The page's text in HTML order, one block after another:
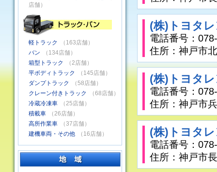
店舗）
軽トラック
（163店舗）
バン
（134店舗）
箱型トラック
（2店舗）
平ボディトラック
（145店舗）
ダンプトラック
（58店舗）
クレーン付きトラック
（68店舗）
冷蔵冷凍車
（25店舗）
積載車
（26店舗）
高所作業車
（37店舗）
建機車両・その他
（16店舗）
(株)トヨタ
電話番号：
住所：神戸市
(株)トヨタ
電話番号：
住所：神戸市
(株)トヨタ
電話番号：
住所：神戸市